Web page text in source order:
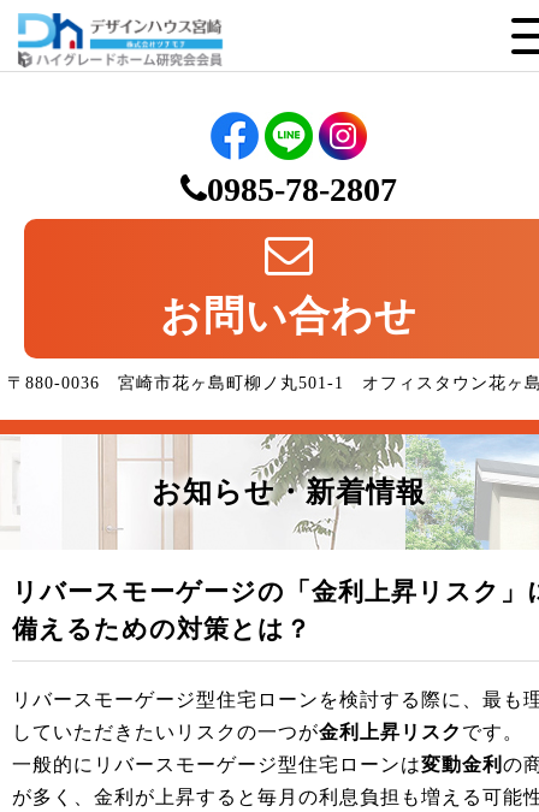
0985-78-2807
お問い合わせ
〒880-0036 宮崎市花ヶ島町柳ノ丸501-1 オフィスタウン花ヶ
お知らせ・新着情報
リバースモーゲージの「金利上昇リスク」
備えるための対策とは？
リバースモーゲージ型住宅ローンを検討する際に、最も
していただきたいリスクの一つが金利上昇リスク です。
一般的にリバースモーゲージ型住宅ローンは変動金利 の
が多く、金利が上昇すると毎月の利息負担も増える可能